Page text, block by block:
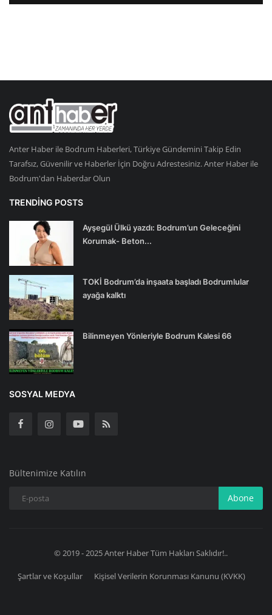
Anter Haber ile Bodrum Haberleri, Türkiye Gündemini Takip Edin
Tarafsız, Güvenilir ve Haberler İçin Doğru Adrestesiniz. Anter Haber ile
Bodrum'dan Haberdar Olun
TRENDING POSTS
Ayşegül Ülkü yazdı: Bodrum’un Geleceğini
Korumak- Beton...
TOKİ Bodrum’da inşaata başladı Bodrumlular
ayağa kalktı
Bilinmeyen Yönleriyle Bodrum Kalesi 66
SOSYAL MEDYA
Bültenimize Katılın
Abone
© 2019 - 2025 Anter Haber Tüm Hakları Saklıdır!..
Şartlar ve Koşullar Kişisel Verilerin Korunması Kanunu (KVKK)